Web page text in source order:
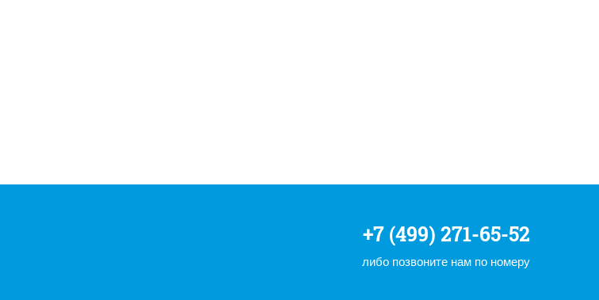
+7 (499) 271-65-52
либо позвоните нам по номеру